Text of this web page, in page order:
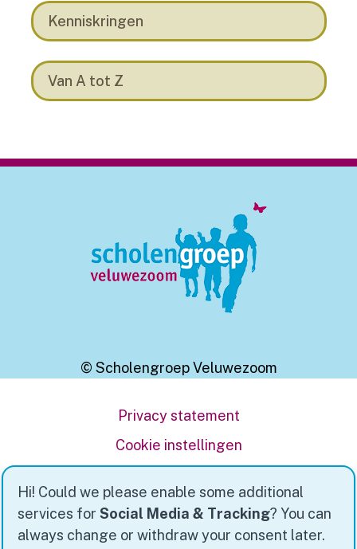
Kenniskringen
Van A tot Z
© Scholengroep Veluwezoom
Privacy statement
Cookie instellingen
Powered by Social Schools
Hi! Could we please enable some additional
services for Social Media & Tracking? You can
always change or withdraw your consent later.